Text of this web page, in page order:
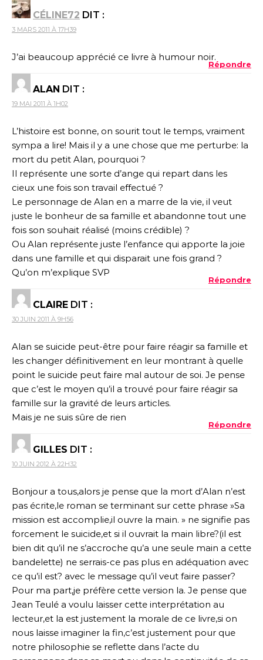
CÉLINE72 DIT :
3 MARS 2011 À 17H39
J’ai beaucoup apprécié ce livre à humour noir.
Répondre
ALAN DIT :
19 MAI 2011 À 1H02
L’histoire est bonne, on sourit tout le temps, vraiment
sympa a lire! Mais il y a une chose que me perturbe: la
mort du petit Alan, pourquoi ?
Il représente une sorte d’ange qui repart dans les
cieux une fois son travail effectué ?
Le personnage de Alan en a marre de la vie, il veut
juste le bonheur de sa famille et abandonne tout une
fois son souhait réalisé (moins crédible) ?
Ou Alan représente juste l’enfance qui apporte la joie
dans une famille et qui disparait une fois grand ?
Qu’on m’explique SVP
Répondre
CLAIRE DIT :
30 JUIN 2011 À 9H56
Alan se suicide peut-être pour faire réagir sa famille et
les changer définitivement en leur montrant à quelle
point le suicide peut faire mal autour de soi. Je pense
que c’est le moyen qu’il a trouvé pour faire réagir sa
famille sur la gravité de leurs articles.
Mais je ne suis sûre de rien
Répondre
GILLES DIT :
10 JUIN 2012 À 22H32
Bonjour a tous,alors je pense que la mort d’Alan n’est
pas écrite,le roman se terminant sur cette phrase »Sa
mission est accomplie,il ouvre la main. » ne signifie pas
forcement le suicide,et si il ouvrait la main libre?(il est
bien dit qu’il ne s’accroche qu’a une seule main a cette
bandelette) ne serrais-ce pas plus en adéquation avec
ce qu’il est? avec le message qu’il veut faire passer?
Pour ma part,je préfère cette version la. Je pense que
Jean Teulé a voulu laisser cette interprétation au
lecteur,et la est justement la morale de ce livre,si on
nous laisse imaginer la fin,c’est justement pour que
notre philosophie se reflette dans l’acte du